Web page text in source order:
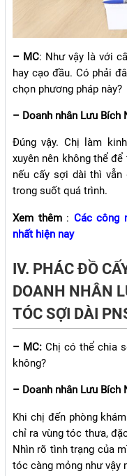
– MC: Như vậy là với
hay cạo đầu. Có phải
chọn phương pháp này?
– Doanh nhân Lưu Bích
Đúng vậy. Chị làm
xuyên nên không thể
nếu cấy sợi dài thì
trong suốt quá trình.
Xem thêm: Các công
nhất hiện nay
IV. PHÁC ĐỒ
DOANH NHÂN
TÓC SỢI DÀI
– MC: Chị có thể chia
không?
– Doanh nhân Lưu Bích
Khi chị đến phòng
chỉ ra vùng tóc thưa,
Nhìn rõ tình trạng của
tóc càng mỏng như vậy